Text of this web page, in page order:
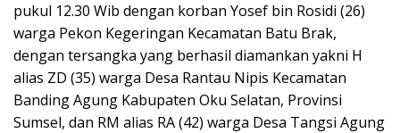
pukul 12.30 Wib dengan korban Yosef bin Rosidi (26)
warga Pekon Kegeringan Kecamatan Batu Brak,
dengan tersangka yang berhasil diamankan yakni H
alias ZD (35) warga Desa Rantau Nipis Kecamatan
Banding Agung Kabupaten Oku Selatan, Provinsi
Sumsel, dan RM alias RA (42) warga Desa Tangsi Agung